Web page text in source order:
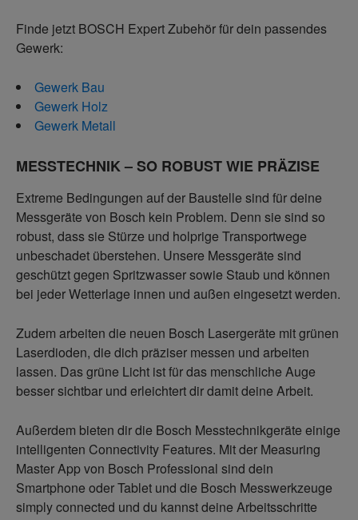
Finde jetzt BOSCH Expert Zubehör für dein passendes
Gewerk:
Gewerk Bau
Gewerk Holz
Gewerk Metall
MESSTECHNIK – SO ROBUST WIE PRÄZISE
Extreme Bedingungen auf der Baustelle sind für deine
Messgeräte von Bosch kein Problem. Denn sie sind so
robust, dass sie Stürze und holprige Transportwege
unbeschadet überstehen. Unsere Messgeräte sind
geschützt gegen Spritzwasser sowie Staub und können
bei jeder Wetterlage innen und außen eingesetzt werden.
Zudem arbeiten die neuen Bosch Lasergeräte mit grünen
Laserdioden, die dich präziser messen und arbeiten
lassen. Das grüne Licht ist für das menschliche Auge
besser sichtbar und erleichtert dir damit deine Arbeit.
Außerdem bieten dir die Bosch Messtechnikgeräte einige
intelligenten Connectivity Features. Mit der Measuring
Master App von Bosch Professional sind dein
Smartphone oder Tablet und die Bosch Messwerkzeuge
simply connected und du kannst deine Arbeitsschritte